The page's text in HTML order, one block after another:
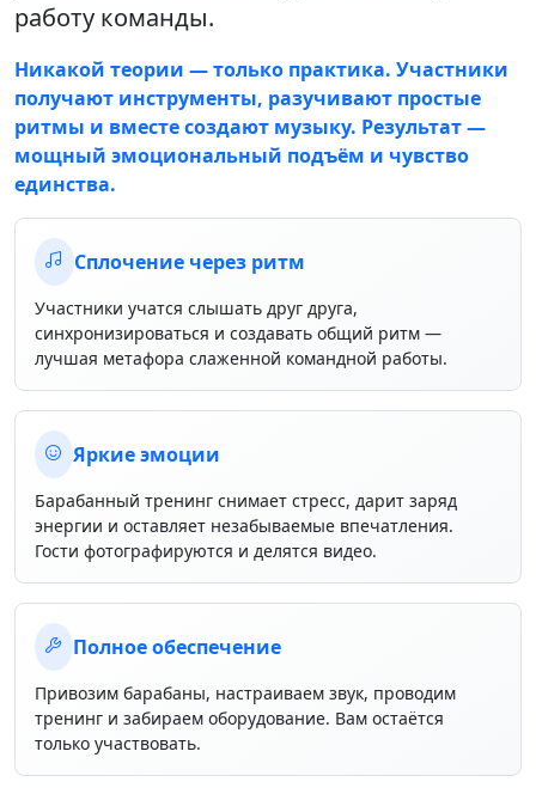
работу команды.
Никакой теории — только практика. Участники
получают инструменты, разучивают простые
ритмы и вместе создают музыку. Результат —
мощный эмоциональный подъём и чувство
единства.
Сплочение через ритм
Участники учатся слышать друг друга,
синхронизироваться и создавать общий ритм —
лучшая метафора слаженной командной работы.
Яркие эмоции
Барабанный тренинг снимает стресс, дарит заряд
энергии и оставляет незабываемые впечатления.
Гости фотографируются и делятся видео.
Полное обеспечение
Привозим барабаны, настраиваем звук, проводим
тренинг и забираем оборудование. Вам остаётся
только участвовать.